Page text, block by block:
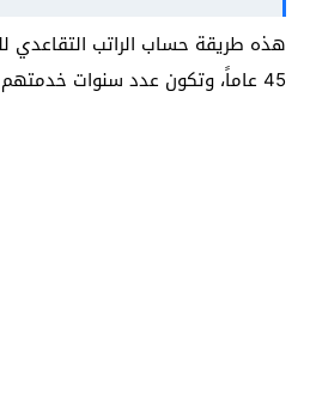
هذه طريقة حساب الراتب التقاعدي
45 عاماً، وتكون عدد سنوات خدمتهم 15 سنة على الأقل: